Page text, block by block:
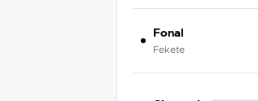
Fonal
Fekete